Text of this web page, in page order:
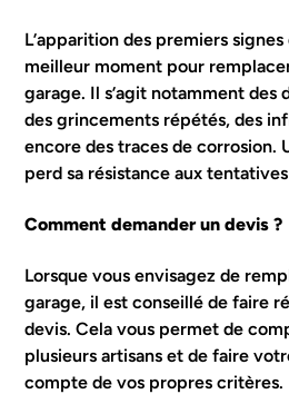
L’apparition des premiers
meilleur moment pour
garage. Il s’agit notamment des
des grincements répétés, des
encore des traces de corrosion.
perd sa résistance aux
Comment demander un devis ?
Lorsque vous envisagez de
garage, il est conseillé de faire
devis. Cela vous permet de
plusieurs artisans et de faire
compte de vos propres critères.